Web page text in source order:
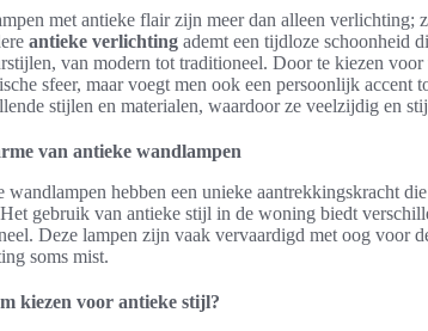
met antieke flair zijn meer dan alleen verlichting;
antieke verlichting ademt een tijdloze schoonheid
van modern tot traditioneel. Door te kiezen voor
sfeer, maar voegt men ook een persoonlijk
stijlen en materialen, waardoor ze veelzijdig en
van antieke wandlampen
wandlampen hebben een unieke aantrekkingskracht
gebruik van antieke stijl in de woning biedt
Deze lampen zijn vaak vervaardigd met oog voor
soms mist.
kiezen voor antieke stijl?